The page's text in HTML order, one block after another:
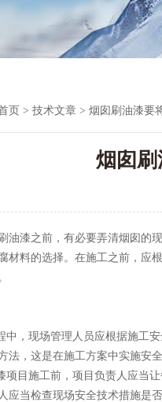
页 > 技术文章 > 烟囱刷油漆要
烟囱
漆之前，有必要弄清烟囱的现
材料的选择。在施工之前，应
现场管理人员应根据施工安
法，这是在施工方案中实施安全
施工前，项目负责人应当让
应当检查现场安全技术措施是